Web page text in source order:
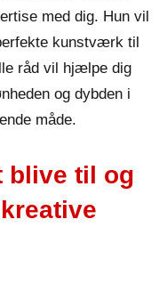
med dig. Hun vil
kunstværk til
råd vil hjælpe dig
og dybden i
måde.
blive til og